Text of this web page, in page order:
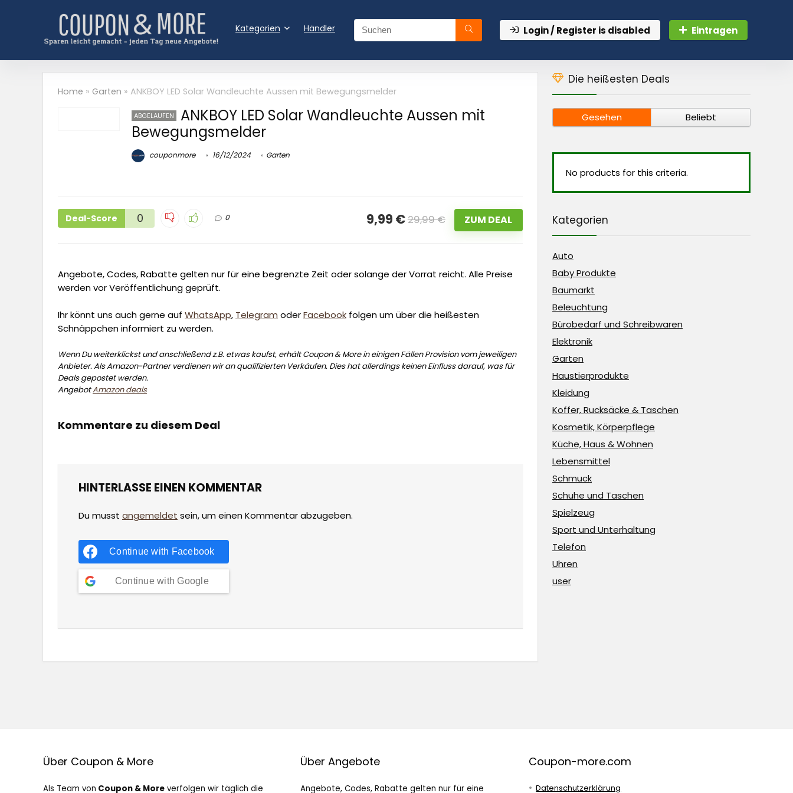
Kategorien Händler Login / Register is disabled Eintragen
Home » Garten » ANKBOY LED Solar Wandleuchte Aussen mit Bewegungsmelder
ABGELAUFEN
ANKBOY LED Solar Wandleuchte Aussen mit
Bewegungsmelder
couponmore 16/12/2024 Garten
Deal-Score 0 0 9,99 €29,99 € ZUM DEAL
Angebote, Codes, Rabatte gelten nur für eine begrenzte Zeit oder solange der Vorrat reicht. Alle Preise
werden vor Veröffentlichung geprüft.
Ihr könnt uns auch gerne auf WhatsApp, Telegram oderFacebook folgen um über die heißesten
Schnäppchen informiert zu werden.
Wenn Du weiterklickst und anschließend z.B. etwas kaufst, erhält Coupon & More in einigen Fällen Provision vom jeweiligen
Anbieter. Als Amazon-Partner verdienen wir an qualifizierten Verkäufen. Dies hat allerdings keinen Einfluss darauf, was für
Deals gepostet werden.
AngebotAmazon deals
Kommentare zu diesem Deal
HINTERLASSE EINEN KOMMENTAR
Du musst angemeldet sein, um einen Kommentar abzugeben.
Continue with Facebook
Continue with Google
Die heißesten Deals
Gesehen Beliebt
No products for this criteria.
Kategorien
Auto
Baby Produkte
Baumarkt
Beleuchtung
Bürobedarf und Schreibwaren
Elektronik
Garten
Haustierprodukte
Kleidung
Koffer, Rucksäcke & Taschen
Kosmetik, Körperpflege
Küche, Haus & Wohnen
Lebensmittel
Schmuck
Schuhe und Taschen
Spielzeug
Sport und Unterhaltung
Telefon
Uhren
user
Über Coupon & More
Als Team von Coupon & Moreverfolgen wir täglich die
Über Angebote
Angebote, Codes, Rabatte gelten nur für eine
Coupon-more.com
Datenschutzerklärung